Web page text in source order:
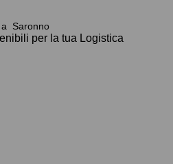
a Saronno
per la tua Logistica